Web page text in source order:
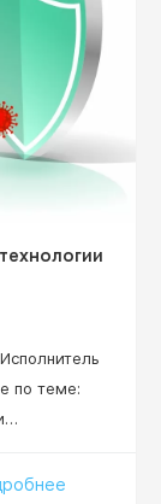
по теме:
(по мск